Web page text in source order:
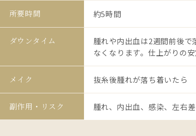
所要時間 約5時間
ダウンタイム
腫れや内出血は2週間前後
なくなります。仕上がりの
メイク 抜糸後腫れが落ち着いたら
副作用・リスク 腫れ、内出血、感染、左右